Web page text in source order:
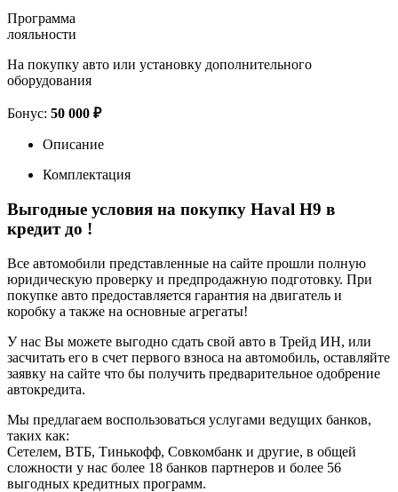
Программа
лояльности
На покупку авто или установку дополнительного
оборудования
Бонус: 50 000 ₽
Описание
Комплектация
Выгодные условия на покупку Haval H9 в
кредит до !
Все автомобили представленные на сайте прошли полную
юридическую проверку и предпродажную подготовку. При
покупке авто предоставляется гарантия на двигатель и
коробку а также на основные агрегаты!
У нас Вы можете выгодно сдать свой авто в Трейд ИН, или
засчитать его в счет первого взноса на автомобиль, оставляйте
заявку на сайте что бы получить предварительное одобрение
автокредита.
Мы предлагаем воспользоваться услугами ведущих банков,
таких как:
Сетелем, ВТБ, Тинькофф, Совкомбанк и другие, в общей
сложности у нас более 18 банков партнеров и более 56
выгодных кредитных программ.